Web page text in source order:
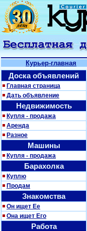
Курьер-главная
Доска объявлений
Главная страница
Дать объявление
Недвижимость
Купля - продажа
Аренда
Разное
Машины
Купля - продажа
Барахолка
Куплю
Продам
Знакомства
Он ищет Ее
Она ищет Его
Работа